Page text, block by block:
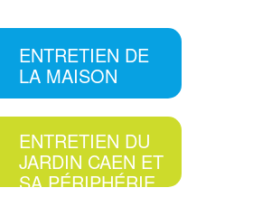
ENTRETIEN DE
LA MAISON
ENTRETIEN DU
JARDIN CAEN ET
SA PÉRIPHÉRIE